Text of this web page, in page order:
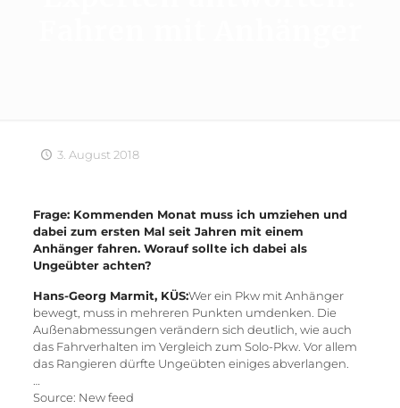
3. August 2018
Frage: Kommenden Monat muss ich umziehen und
dabei zum ersten Mal seit Jahren mit einem
Anhänger fahren. Worauf sollte ich dabei als
Ungeübter achten?
Hans-Georg Marmit, KÜS:Wer ein Pkw mit Anhänger
bewegt, muss in mehreren Punkten umdenken. Die
Außenabmessungen verändern sich deutlich, wie auch
das Fahrverhalten im Vergleich zum Solo-Pkw. Vor allem
das Rangieren dürfte Ungeübten einiges abverlangen.
Source: New feed